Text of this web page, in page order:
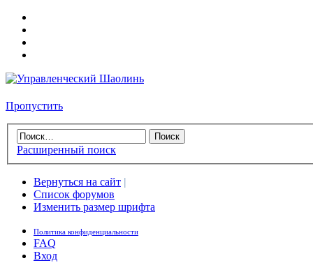
Пропустить
Расширенный поиск
Вернуться на сайт |
Список форумов
Изменить размер шрифта
Политика конфиденциальности
FAQ
Вход